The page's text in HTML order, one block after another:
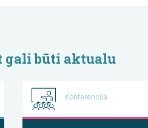
gali būti aktualu
Konferencija